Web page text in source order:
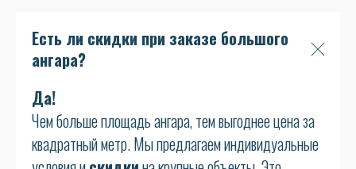
Есть ли скидки при заказе большого
ангара?
Да!
Чем больше площадь ангара, тем выгоднее цена за
квадратный метр. Мы предлагаем индивидуальные